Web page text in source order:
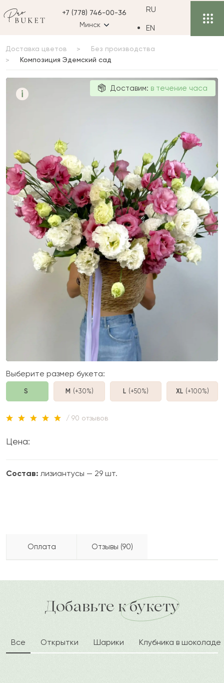
+7 (778) 746-00-36
Минск
RU
EN
Доставка цветов
Без производства
Композиция Эдемский сад
i
сад
Доставим: в течение часа
Выберите размер букета:
S M (+30%) L (+50%) XL (+100%)
/ 90 отзывов
Цена:
Состав: лизиантусы — 29 шт.
Оплата Отзывы (90)
доставка по городу в течение часа
З 2024-06-21
Замир
2024-05-27
А 2024-04-30
Ардак
Добавьте к букету
Все Открытки Шарики Клубника в шоколаде